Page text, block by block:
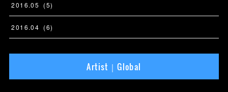
2016.05 (5)
2016.04 (6)
Artist｜Global